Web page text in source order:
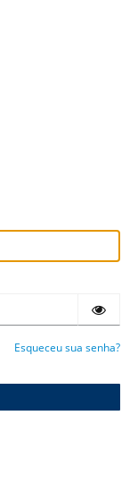
Esqueceu sua senha?